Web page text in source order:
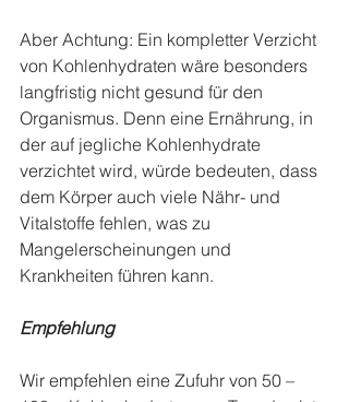
Aber Achtung: Ein kompletter Verzicht
von Kohlenhydraten wäre besonders
langfristig nicht gesund für den
Organismus. Denn eine Ernährung, in
der auf jegliche Kohlenhydrate
verzichtet wird, würde bedeuten, dass
dem Körper auch viele Nähr- und
Vitalstoffe fehlen, was zu
Mangelerscheinungen und
Krankheiten führen kann.
Empfehlung
Wir empfehlen eine Zufuhr von 50 –